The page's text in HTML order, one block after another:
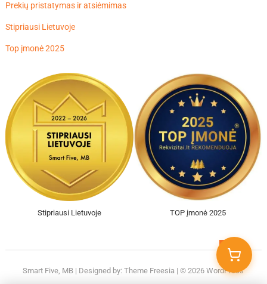
Prekių pristatymas ir atsiėmimas
Stipriausi Lietuvoje
Top įmonė 2025
Stipriausi Lietuvoje TOP įmonė 2025
Smart Five, MB | Designed by:Theme Freesia | © 2026WordPress
to
top